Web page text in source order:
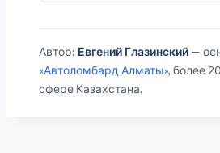
Автор: Евгений Глазинский —
«Автоломбард Алматы», более
сфере Казахстана.